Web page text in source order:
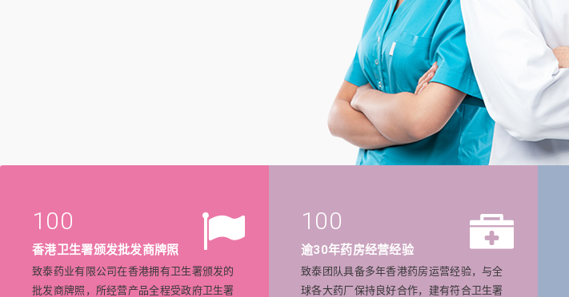
100
香港卫生署颁发批发商牌照
致泰药业有限公司在香港拥有卫生署颁发的
批发商牌照，所经营产品全程受政府卫生署
100
逾30年药房经营经验
致泰团队具备多年香港药房运营经验，与全
球各大药厂保持良好合作，建有符合卫生署